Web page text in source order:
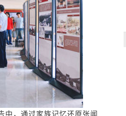
，通过家族记忆还原张闻